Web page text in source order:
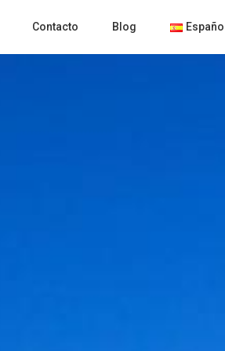
Contacto Blog